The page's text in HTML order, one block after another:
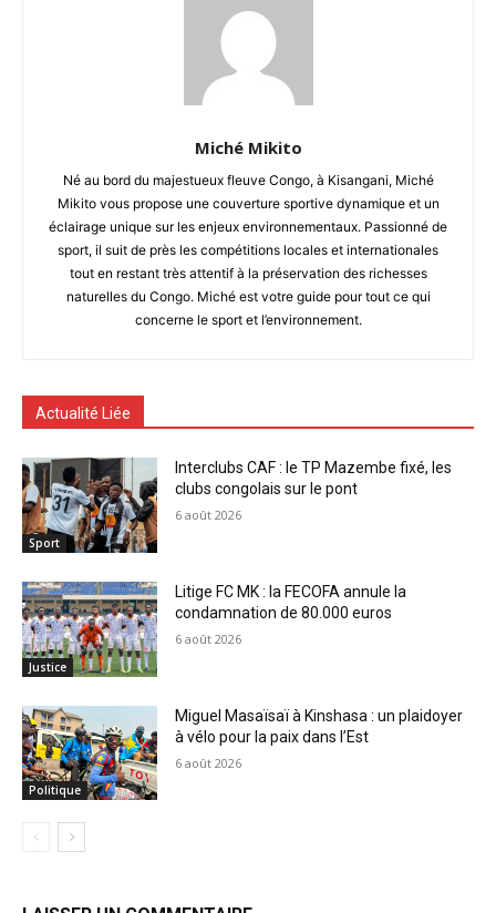
Miché Mikito
Né au bord du majestueux fleuve Congo, à Kisangani, Miché
Mikito vous propose une couverture sportive dynamique et un
éclairage unique sur les enjeux environnementaux. Passionné de
sport, il suit de près les compétitions locales et internationales
tout en restant très attentif à la préservation des richesses
naturelles du Congo. Miché est votre guide pour tout ce qui
concerne le sport et l’environnement.
Actualité Liée
Sport
Interclubs CAF : le TP Mazembe fixé, les
clubs congolais sur le pont
6 août 2026
Justice
Litige FC MK : la FECOFA annule la
condamnation de 80.000 euros
6 août 2026
Politique
Miguel Masaïsaï à Kinshasa : un plaidoyer
à vélo pour la paix dans l’Est
6 août 2026